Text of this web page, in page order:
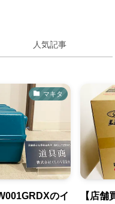
人気記事
マキタ
のイ
【店